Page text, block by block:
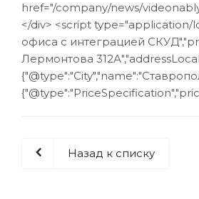
href="/company/news/
</div> <script type="application/
офиса с интеграцией
Лермонтова
Назад к списку